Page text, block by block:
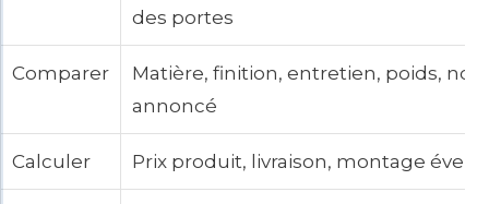
des portes
Comparer
Matière, finition, entretien, poids,
annoncé
Calculer Prix produit, livraison, montage